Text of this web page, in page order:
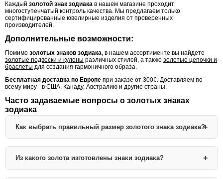
Каждый золотой знак зодиака в нашем магазине проходит
многоступенчатый контроль качества. Мы предлагаем только
сертифицированные ювелирные изделия от проверенных
производителей.
Дополнительные возможности:
Помимо золотых знаков зодиака, в нашем ассортименте вы найдете
золотые подвески и кулоны различных стилей, а также золотые цепочки и
браслеты для создания гармоничного образа.
Бесплатная доставка по Европе при заказе от 300€. Доставляем по
всему миру - в США, Канаду, Австралию и другие страны.
Часто задаваемые вопросы о золотых знаках
зодиака
Как выбрать правильный размер золотого знака зодиака?
Размер золотого знака зодиака зависит от ваших предпочтений:
Маленький (1-2 см):Изящный и деликатный, подходит для
Из какого золота изготовлены знаки зодиака?